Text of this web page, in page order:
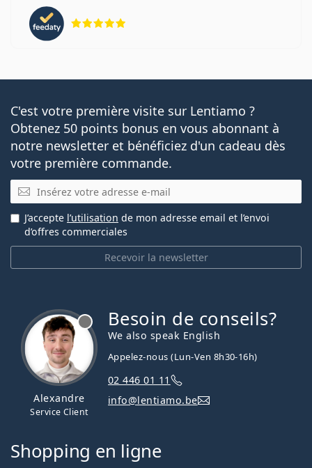
C'est votre première visite sur Lentiamo ?
Obtenez 50 points bonus en vous abonnant à
notre newsletter et bénéficiez d'un cadeau dès
votre première commande.
E-mail
Recevoir la newsletter
J’accepte l’utilisation de mon adresse email et l’envoi
d’offres commerciales
Alexandre
Service Client
Besoin de conseils?
We also speak English
Appelez-nous (Lun-Ven 8h30-16h)
02 446 01 11
info@lentiamo.be
Shopping en ligne